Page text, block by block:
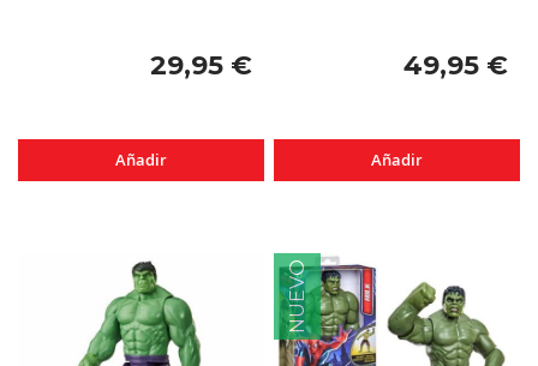
29,95 €
Añadir
49,95 €
Añadir
NUEVO